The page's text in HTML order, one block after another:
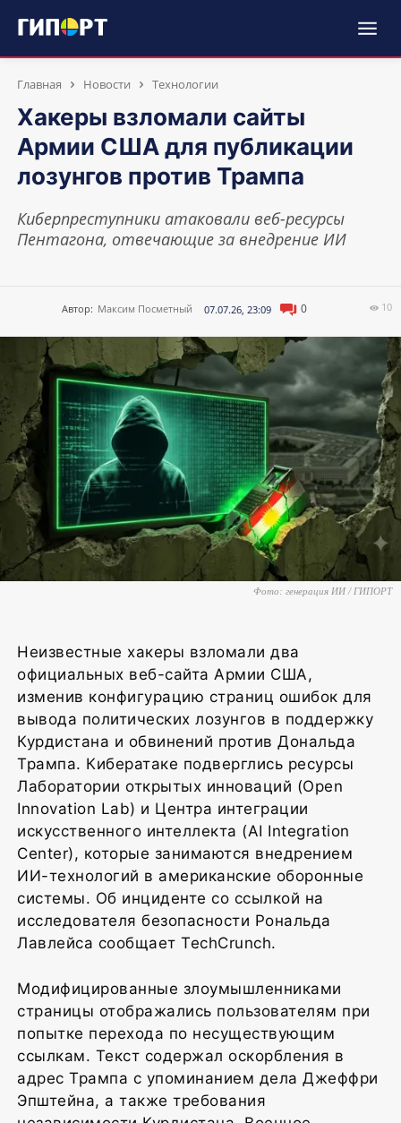
Главная Новости Технологии
Хакеры взломали сайты
Армии США для публикации
лозунгов против Трампа
Киберпреступники атаковали веб-ресурсы
Пентагона, отвечающие за внедрение ИИ
Автор: Максим Посметный 07.07.26, 23:09 0 10
Фото: генерация ИИ / ГИПОРТ
Неизвестные хакеры взломали два
официальных веб-сайта Армии США,
изменив конфигурацию страниц ошибок для
вывода политических лозунгов в поддержку
Курдистана и обвинений против Дональда
Трампа. Кибератаке подверглись ресурсы
Лаборатории открытых инноваций (Open
Innovation Lab) и Центра интеграции
искусственного интеллекта (AI Integration
Center), которые занимаются внедрением
ИИ-технологий в американские оборонные
системы. Об инциденте со ссылкой на
исследователя безопасности Рональда
Лавлейса сообщает TechCrunch.
Модифицированные злоумышленниками
страницы отображались пользователям при
попытке перехода по несуществующим
ссылкам. Текст содержал оскорбления в
адрес Трампа с упоминанием дела Джеффри
Эпштейна, а также требования